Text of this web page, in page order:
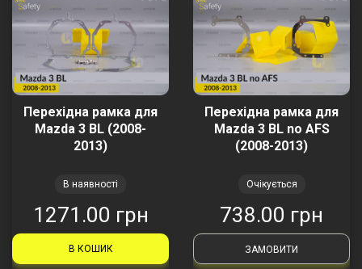
Перехідна рамка для
Mazda 3 BL (2008-
2013)
В наявності
1271.00 грн
В КОШИК
Перехідна рамка для
Mazda 3 BL no AFS
(2008-2013)
Очікується
738.00 грн
ЗАМОВИТИ